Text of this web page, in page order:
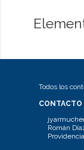
Todos los
CONTACTO
Román